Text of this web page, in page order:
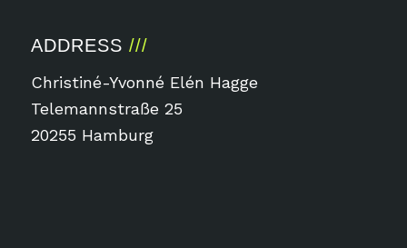
ADDRESS
Christiné-Yvonné Elén Hagge
Telemannstraße 25
20255 Hamburg